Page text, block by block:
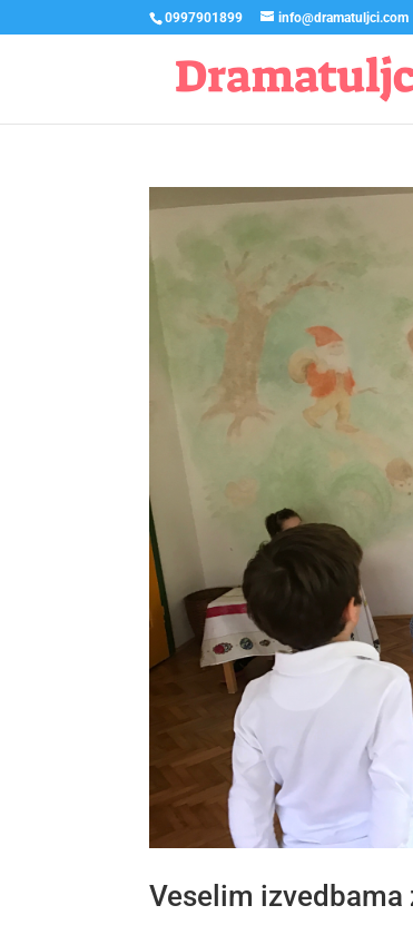
0997901899 info@dramatuljci.com
Veselim